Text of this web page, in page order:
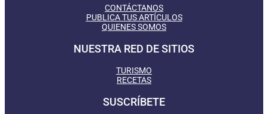
CONTÁCTANOS
PUBLICA TUS ARTÍCULOS
QUIENES SOMOS
NUESTRA RED DE SITIOS
TURISMO
RECETAS
SUSCRÍBETE